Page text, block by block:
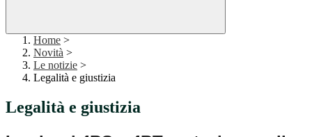
Home >
Novità >
Le notizie >
Legalità e giustizia
Legalità e giustizia